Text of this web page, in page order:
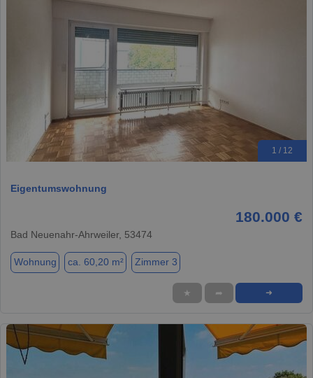
1 / 12
Eigentumswohnung
180.000 €
Bad Neuenahr-Ahrweiler, 53474
Wohnung ca. 60,20 m² Zimmer 3
★ ➦ ➜